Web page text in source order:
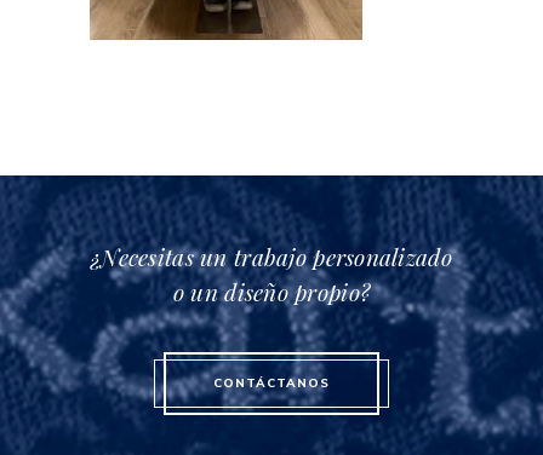
¿Necesitas un trabajo personalizado
o un diseño propio?
CONTÁCTANOS